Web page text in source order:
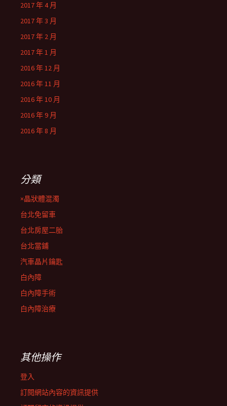
2017 年 4 月
2017 年 3 月
2017 年 2 月
2017 年 1 月
2016 年 12 月
2016 年 11 月
2016 年 10 月
2016 年 9 月
2016 年 8 月
分類
×晶狀體混濁
台北免留車
台北房屋二胎
台北當鋪
汽車晶片鑰匙
白內障
白內障手術
白內障治療
其他操作
登入
訂閱網站內容的資訊提供